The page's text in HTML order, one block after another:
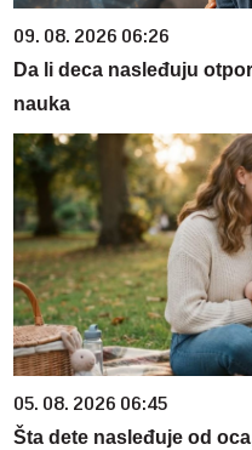
09. 08. 2026 06:26
Da li deca nasleđuju
nauka
05. 08. 2026 06:45
Šta dete nasleđuje od